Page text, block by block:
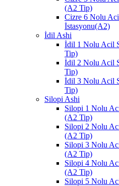
(A2 Tip)
Cizre 6 Nolu
İstasyonu(A2)
İdil Ashi
İdil 1 Nolu Acil
Tip)
İdil 2 Nolu Acil
Tip)
İdil 3 Nolu Acil
Tip)
Silopi Ashi
Silopi 1 Nolu
(A2 Tip)
Silopi 2 Nolu
(A2 Tip)
Silopi 3 Nolu
(A2 Tip)
Silopi 4 Nolu
(A2 Tip)
Silopi 5 Nolu